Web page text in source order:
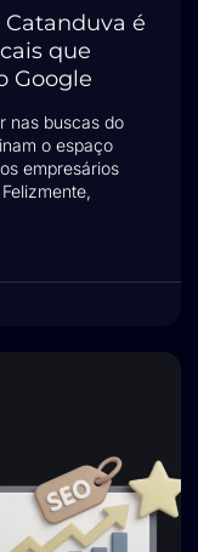
é
que
Google
nas buscas do
o espaço
empresários